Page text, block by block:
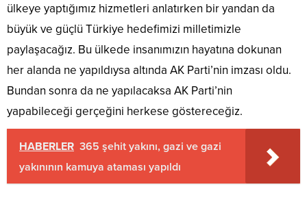
ülkeye yaptığımız hizmetleri anlatırken bir yandan da
büyük ve güçlü Türkiye hedefimizi milletimizle
paylaşacağız. Bu ülkede insanımızın hayatına dokunan
her alanda ne yapıldıysa altında AK Parti’nin imzası oldu.
Bundan sonra da ne yapılacaksa AK Parti’nin
yapabileceği gerçeğini herkese göstereceğiz.
HABERLER 365 şehit yakını, gazi ve gazi
yakınının kamuya ataması yapıldı